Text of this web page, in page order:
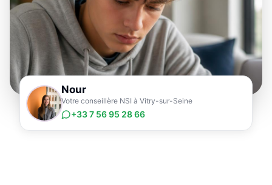
Nour
Votre conseillère NSI à Vitry-sur-Seine
+33 7 56 95 28 66